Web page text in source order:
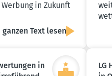
in Zukunft
ganzen Text lesen
in
LG